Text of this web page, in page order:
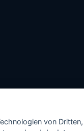
von